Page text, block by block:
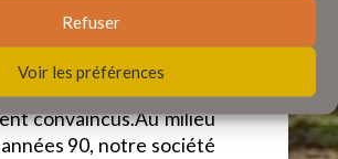
Refuser
Voir les préférences
réputation. La
était un
dont nos clients
convaincus.Au milieu
90, notre société